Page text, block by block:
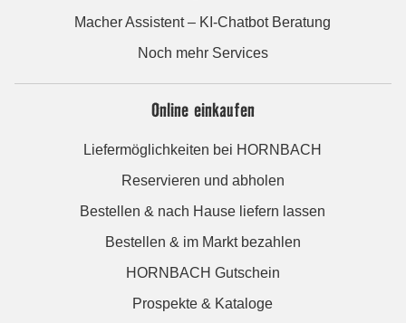
Macher Assistent – KI-Chatbot Beratung
Noch mehr Services
Online einkaufen
Liefermöglichkeiten bei HORNBACH
Reservieren und abholen
Bestellen & nach Hause liefern lassen
Bestellen & im Markt bezahlen
HORNBACH Gutschein
Prospekte & Kataloge